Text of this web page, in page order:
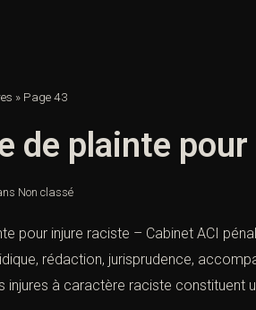
» Page 43
de plainte
Non classé
pour injure raciste – Cabinet ACI
rédaction, jurisprudence,
injures à caractère raciste constituent